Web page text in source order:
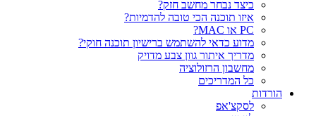
כיצד נבחר מחשב חזק?
איזו תוכנה הכי טובה להדמיות?‎‎
PC או MAC?
מדוע כדאי להשתמש ברישיון תוכנה חוקי?
מדריך איתור גוון צבע מדויק
מחשבון הרזולוציה
כל המדריכים
הורדות
לסקצ'אפ